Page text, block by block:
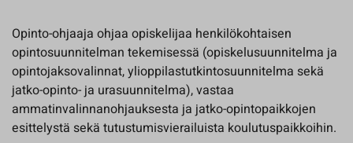
Opinto-ohjaaja ohjaa opiskelijaa henkilökohtaisen
opintosuunnitelman tekemisessä (opiskelusuunnitelma ja
opintojaksovalinnat, ylioppilastutkintosuunnitelma sekä
jatko-opinto- ja urasuunnitelma), vastaa
ammatinvalinnanohjauksesta ja jatko-opintopaikkojen
esittelystä sekä tutustumisvierailuista koulutuspaikkoihin.